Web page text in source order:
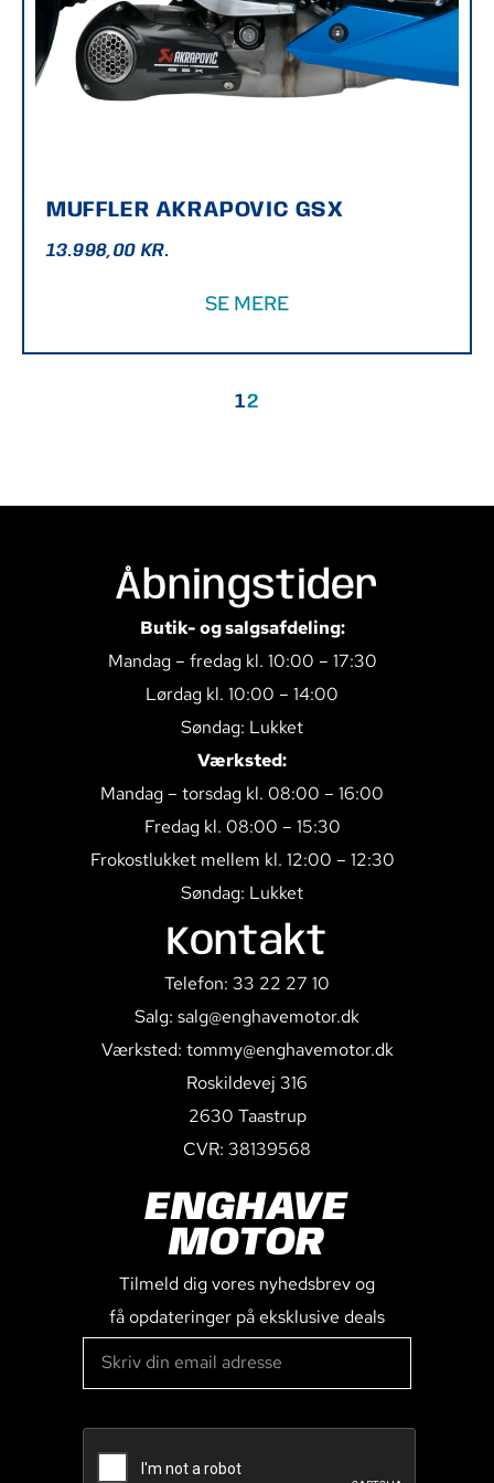
MUFFLER AKRAPOVIC GSX
13.998,00KR.
SE MERE
12
Åbningstider
Butik- og salgsafdeling:
Mandag – fredag kl. 10:00 – 17:30
Lørdag kl. 10:00 – 14:00
Søndag: Lukket
Værksted:
Mandag – torsdag kl. 08:00 – 16:00
Fredag kl. 08:00 – 15:30
Frokostlukket mellem kl. 12:00 – 12:30
Søndag: Lukket
Kontakt
Telefon: 33 22 27 10
Salg: salg@enghavemotor.dk
Værksted: tommy@enghavemotor.dk
Roskildevej 316
2630 Taastrup
CVR: 38139568
ENGHAVE
MOTOR
Tilmeld dig vores nyhedsbrev og
få opdateringer på eksklusive deals